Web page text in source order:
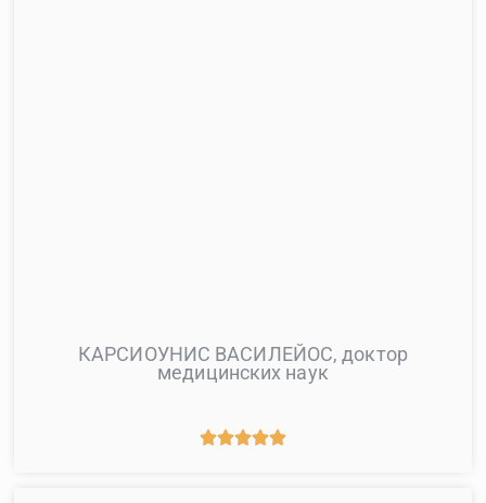
КАРСИОУНИС ВАСИЛЕЙОС, доктор
медицинских наук
